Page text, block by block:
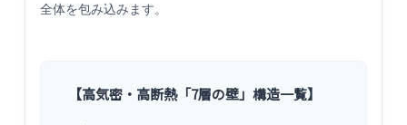
全体を包み込みます。
【高気密・高断熱「7層の壁」構造一覧】